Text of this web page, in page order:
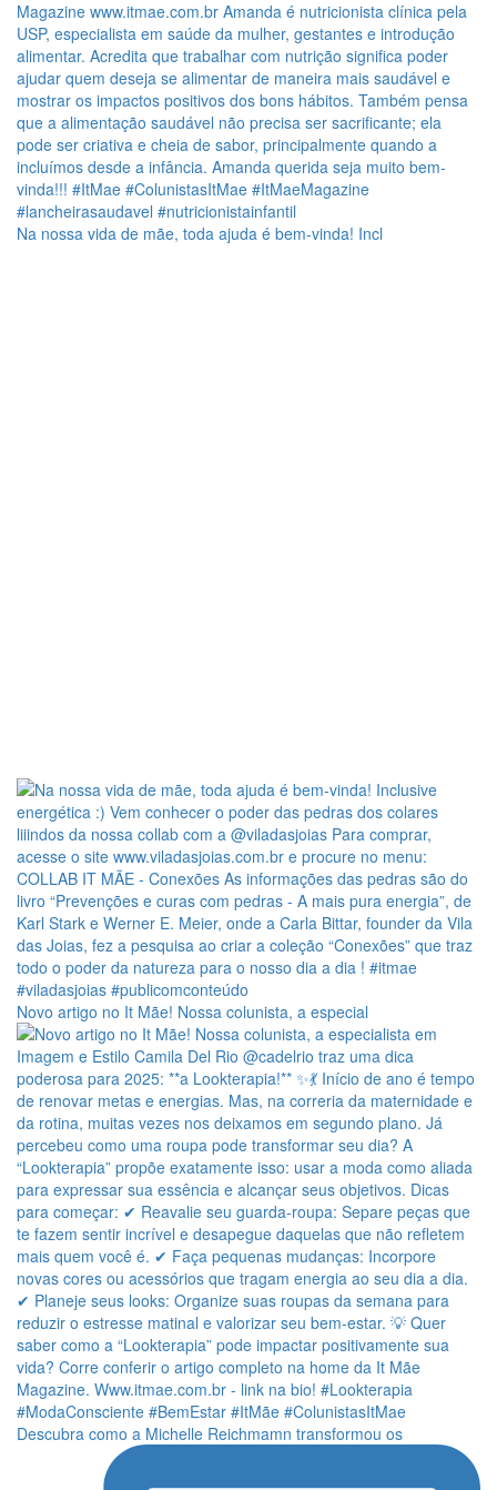
Na nossa vida de mãe, toda ajuda é bem-vinda! Incl
Novo artigo no It Mãe! Nossa colunista, a especial
Descubra como a Michelle Reichmamn transformou os